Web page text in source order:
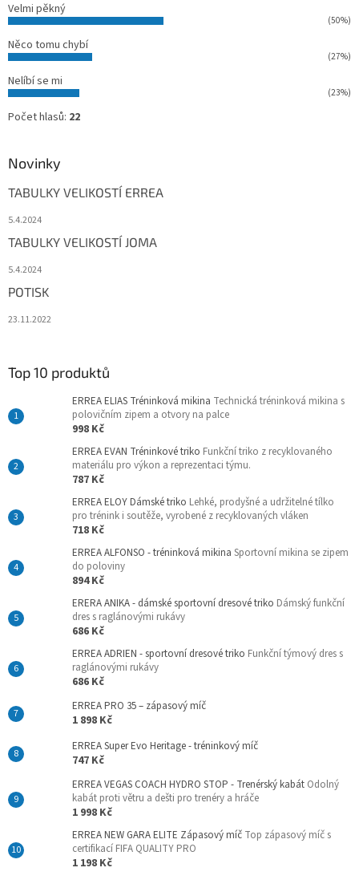
Velmi pěkný
(50%)
Něco tomu chybí
(27%)
Nelíbí se mi
(23%)
Počet hlasů: 22
Novinky
TABULKY VELIKOSTÍ ERREA
5.4.2024
TABULKY VELIKOSTÍ JOMA
5.4.2024
POTISK
23.11.2022
Top 10 produktů
ERREA ELIAS Tréninková mikina Technická tréninková mikina s
polovičním zipem a otvory na palce
998 Kč
ERREA EVAN Tréninkové triko Funkční triko z recyklovaného
materiálu pro výkon a reprezentaci týmu.
787 Kč
ERREA ELOY Dámské triko Lehké, prodyšné a udržitelné tílko
pro trénink i soutěže, vyrobené z recyklovaných vláken
718 Kč
ERREA ALFONSO - tréninková mikina Sportovní mikina se zipem
do poloviny
894 Kč
ERERA ANIKA - dámské sportovní dresové triko Dámský funkční
dres s raglánovými rukávy
686 Kč
ERREA ADRIEN - sportovní dresové triko Funkční týmový dres s
raglánovými rukávy
686 Kč
ERREA PRO 35 – zápasový míč
1 898 Kč
ERREA Super Evo Heritage - tréninkový míč
747 Kč
ERREA VEGAS COACH HYDRO STOP - Trenérský kabát Odolný
kabát proti větru a dešti pro trenéry a hráče
1 998 Kč
ERREA NEW GARA ELITE Zápasový míč Top zápasový míč s
certifikací FIFA QUALITY PRO
1 198 Kč